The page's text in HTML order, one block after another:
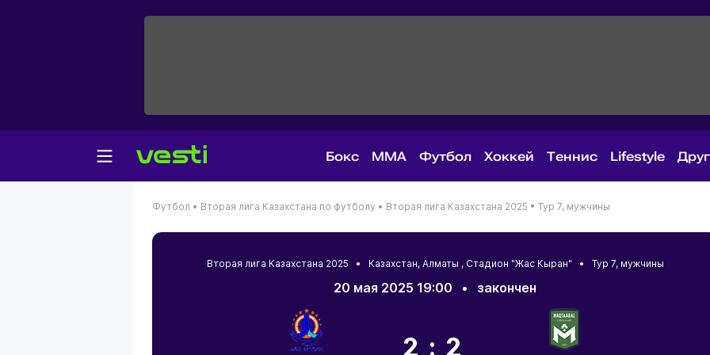
Бокс MMA Футбол Хоккей Теннис Lifestyle
Футбол • Вторая лига Казахстана по футболу • Вторая лига Казахстана 2025 • Тур 7, мужчины
Вторая лига Казахстана 2025 • Казахстан, Алматы , Стадион "Жас Кыран" • Тур 7, мужчины
20 мая 2025 19:00 • закончен
2:2